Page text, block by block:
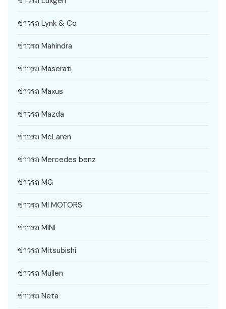
ข่าวรถ Lynk & Co
ข่าวรถ Mahindra
ข่าวรถ Maserati
ข่าวรถ Maxus
ข่าวรถ Mazda
ข่าวรถ McLaren
ข่าวรถ Mercedes benz
ข่าวรถ MG
ข่าวรถ MI MOTORS
ข่าวรถ MINI
ข่าวรถ Mitsubishi
ข่าวรถ Mullen
ข่าวรถ Neta